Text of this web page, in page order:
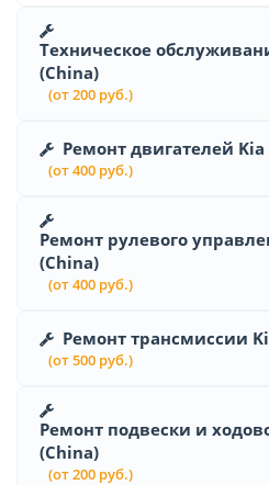
Техническое
(China)
(от 200 руб.)
Ремонт двигателей
(от 400 руб.)
Ремонт рулевого
(China)
(от 400 руб.)
Ремонт трансмиссии
(от 500 руб.)
Ремонт подвески и
(China)
(от 200 руб.)